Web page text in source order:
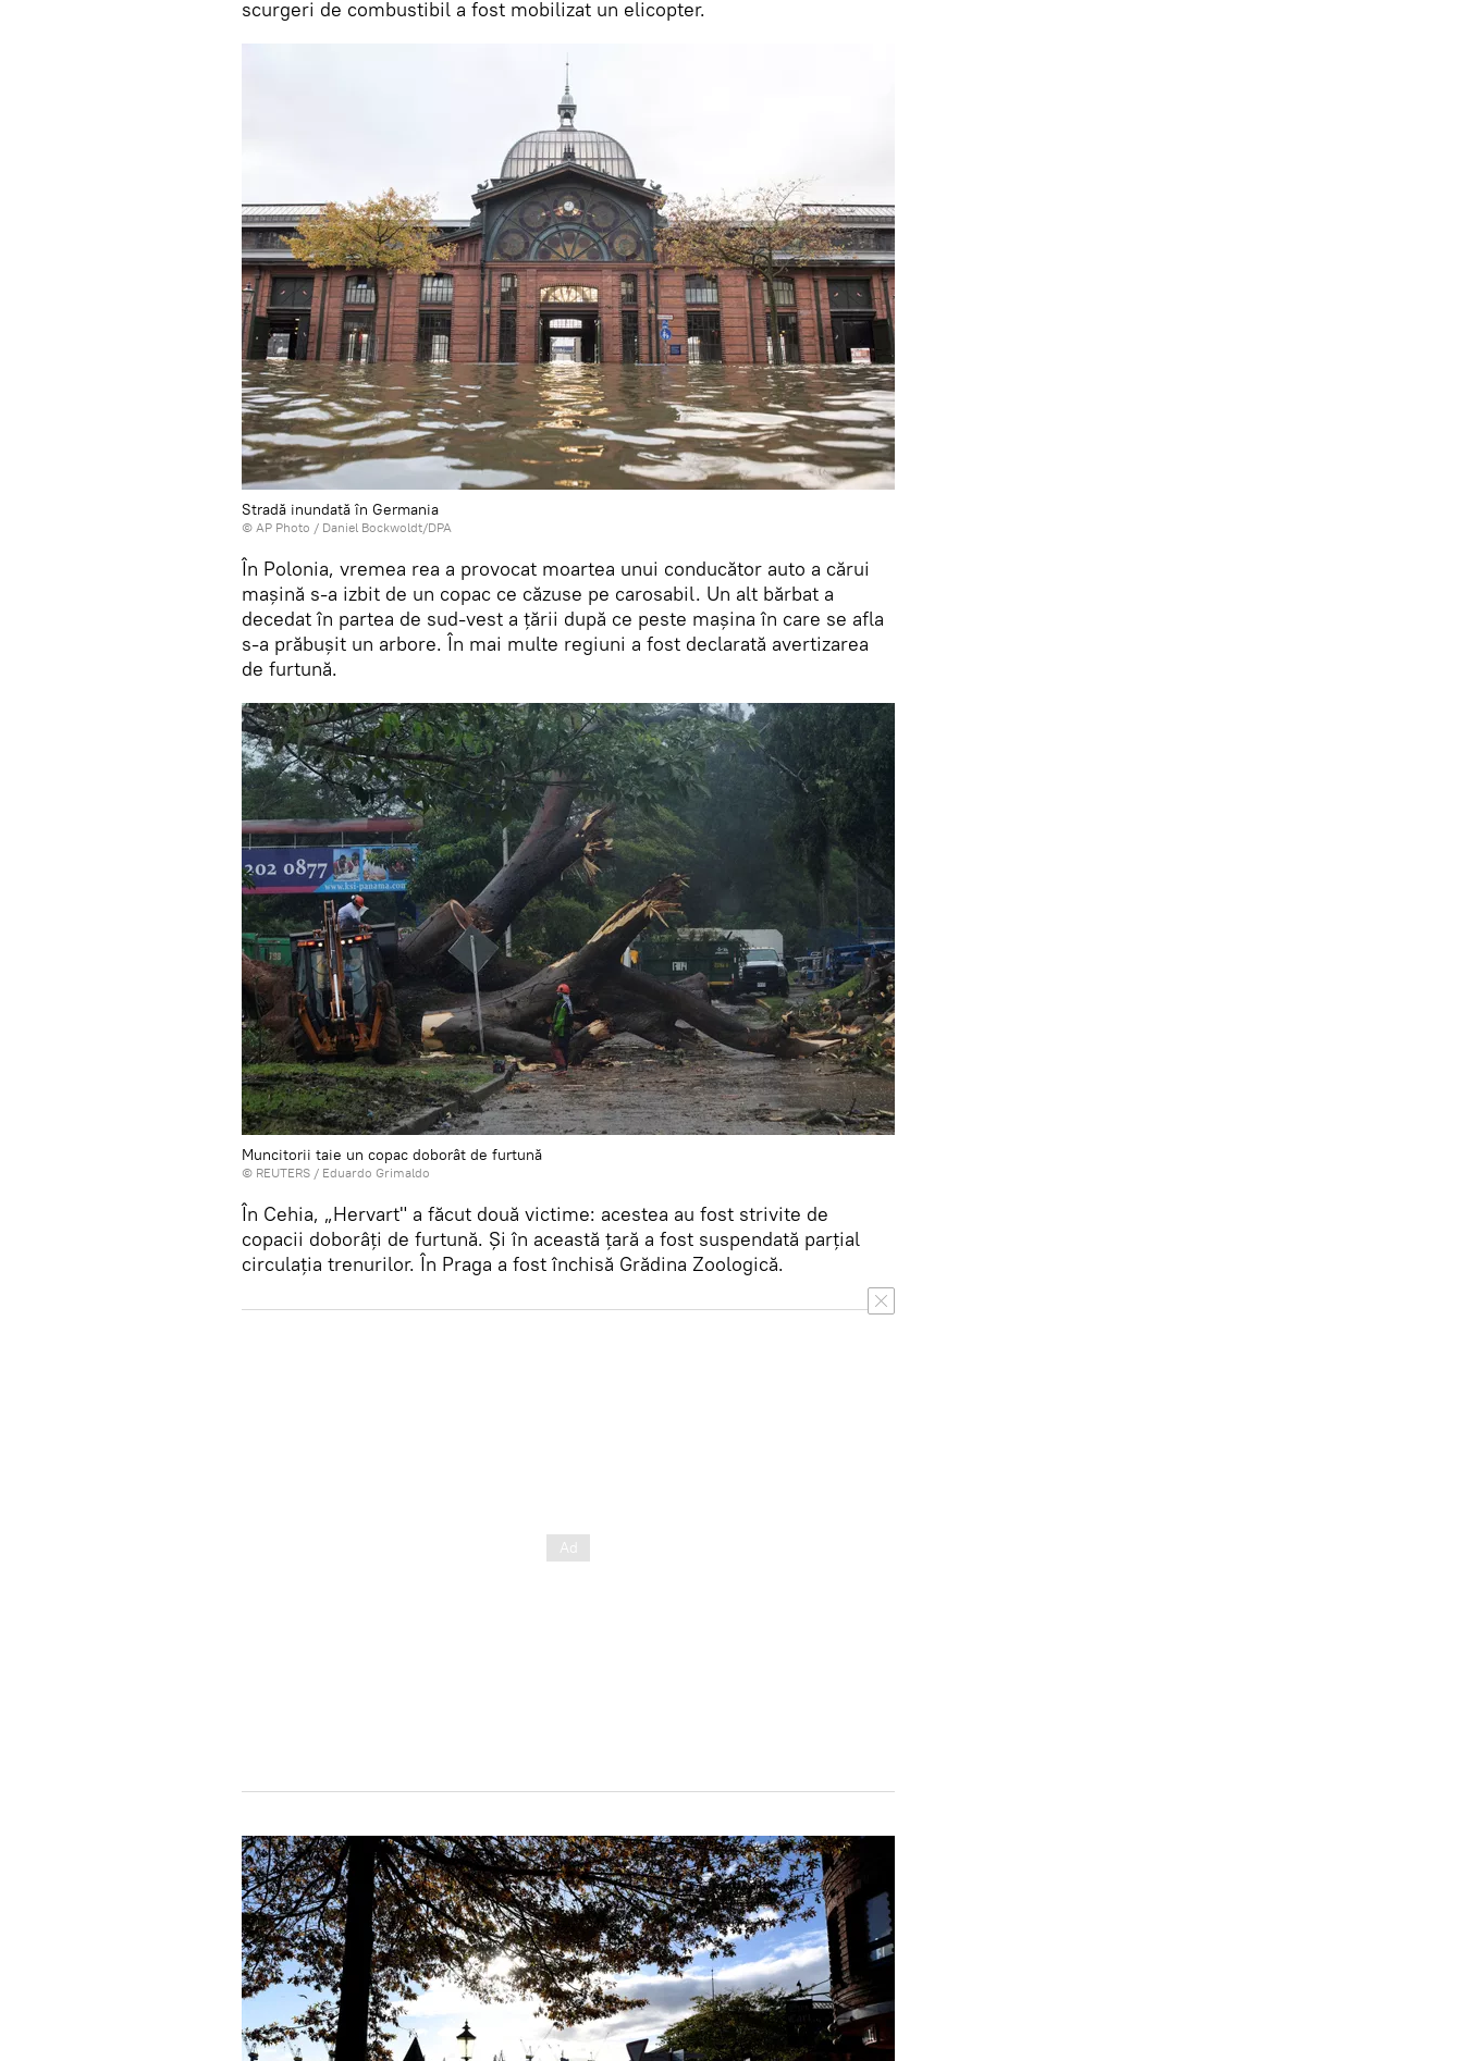
scurgeri de combustibil a fost mobilizat un elicopter.
Stradă inundată în Germania
© AP Photo / Daniel Bockwoldt/DPA
În Polonia, vremea rea a provocat moartea unui conducător auto a cărui
mașină s-a izbit de un copac ce căzuse pe carosabil. Un alt bărbat a
decedat în partea de sud-vest a țării după ce peste mașina în care se afla
s-a prăbușit un arbore. În mai multe regiuni a fost declarată avertizarea
de furtună.
Muncitorii taie un copac doborât de furtună
© REUTERS / Eduardo Grimaldo
În Cehia, „Hervart" a făcut două victime: acestea au fost strivite de
copacii doborâți de furtună. Și în această țară a fost suspendată parțial
circulația trenurilor. În Praga a fost închisă Grădina Zoologică.